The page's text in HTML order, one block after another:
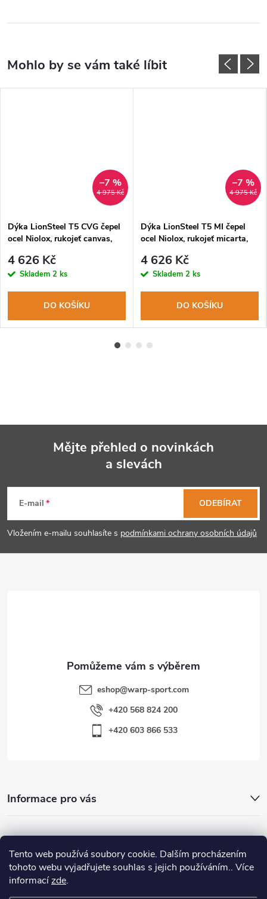
Tento web používá soubory cookie. Dalším procházením
tohoto webu vyjadřujete souhlas s jejich používáním.. Více
informacízde.
4 975 Kč
–7 %
Dýka LionSteel T5 CVG čepel
ocel Niolox, rukojeť canvas,
4 626 Kč
Skladem 2 ks
DO KOŠÍKU
4 975 Kč
–7 %
Dýka LionSteel T5 MI čepel
ocel Niolox, rukojeť micarta,
4 626 Kč
Skladem 2 ks
DO KOŠÍKU
p
a
Mějte přehled o novinkách
a slevách
E-mail
Vložením e-mailu souhlasíte s podmínkami ochrany osobních údajů
ODEBÍRAT
eshop@warp-sport.com
+420 568 824 200
+420 603 866 533
Informace pro vás
Nejhledanější
Důležité odkazy